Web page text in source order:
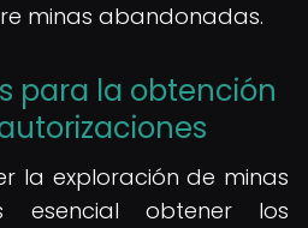
minas abandonadas.
para la obtención
la exploración de minas
esencial obtener los